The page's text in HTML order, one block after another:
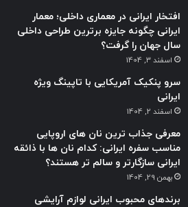
افتخار ایرانی در معماری داخلی؛ معمار
ایرانی چگونه جایزه برترین طراحی داخلی
سال جهان را گرفت؟
اسفند 3, 1404
سرو پنکیک آمریکایی با تاپینگ ویژه
ایرانی
اسفند 2, 1404
معرفی جذاب ترین نان های اروپایی
مناسب سفره ایرانی: کدام نان ها با ذائقه
ایرانی سازگارتر و سالم تر هستند؟
بهمن 29, 1404
برندهای محبوب ایرانی لوازم آرایشی